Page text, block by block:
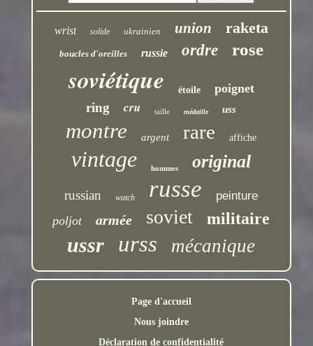
wrist solide ukrainien union raketa
boucles d'oreilles russie ordre rose
soviétique étoile poignet
ring cru taille médaille uss
montre argent rare affiche
vintage hommes original
russian watch russe peinture
poljot armée soviet militaire
ussr urss mécanique
Page d'accueil
Nous joindre
Déclaration de confidentialité